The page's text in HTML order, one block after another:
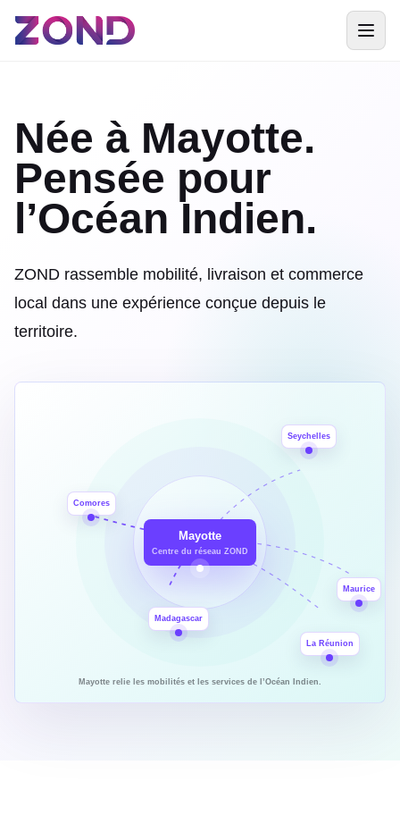
Née à Mayotte.
Pensée pour
l’Océan Indien.
ZOND rassemble mobilité, livraison et commerce
local dans une expérience conçue depuis le
territoire.
Mayotte
Centre du réseau ZOND
Madagascar
Comores
La Réunion
Maurice
Seychelles
Mayotte relie les mobilités et les services de l’Océan Indien.